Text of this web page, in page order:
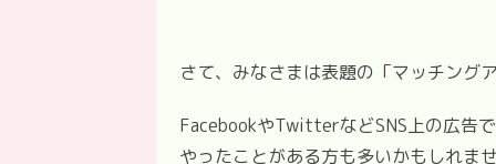
さて、みなさまは表題の「マッチング
FacebookやTwitterなどSNS上の広告
やったことがある方も多いかもしれませ